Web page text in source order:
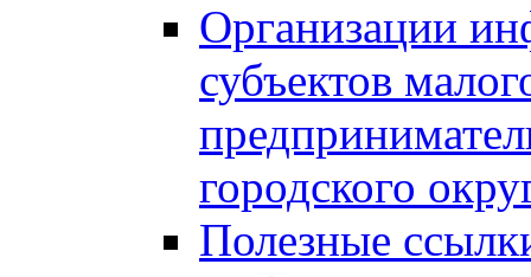
Организации
субъектов
городского
Полезные